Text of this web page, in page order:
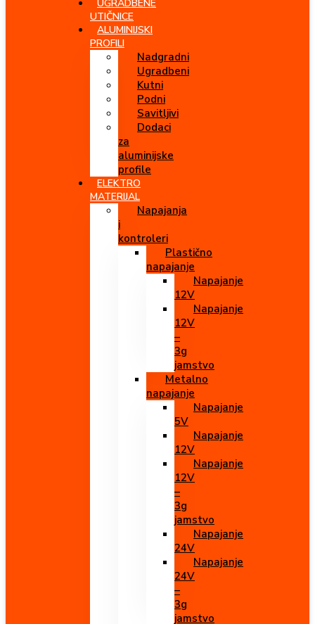
UGRADBENE
UTIČNICE
ALUMINIJSKI
PROFILI
Nadgradni
Ugradbeni
Kutni
Podni
Savitljivi
Dodaci
za
aluminijske
profile
ELEKTRO
MATERIJAL
Napajanja
i
kontroleri
Plastično
napajanje
Napajanje
12V
Napajanje
12V
–
3g
jamstvo
Metalno
napajanje
Napajanje
5V
Napajanje
12V
Napajanje
12V
–
3g
jamstvo
Napajanje
24V
Napajanje
24V
–
3g
jamstvo